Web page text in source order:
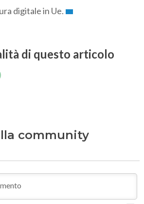
digitale in Ue.
di questo articolo
community